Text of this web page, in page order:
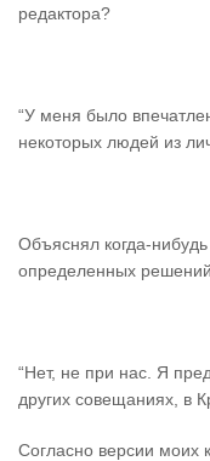
редактора?
“У меня было
некоторых людей из
Объяснял когда-
определенных
“Нет, не при нас. Я
других совещаниях, в
Согласно версии моих